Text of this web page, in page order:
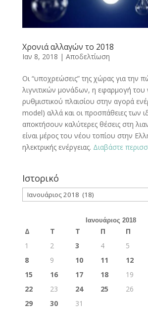
Χρονιά αλλαγών το 2018
Ιαν 8, 2018 | Αποδελτίωση
Οι “υποχρεώσεις” της χώρας για την
λιγνιτικών μονάδων, η εφαρμογή του
ρυθμιστικού πλαισίου στην αγορά
model) αλλά και οι προσπάθειες των
αποκτήσουν καλύτερες θέσεις στη
είναι μέρος του νέου τοπίου στην
ηλεκτρικής ενέργειας. Διαβάστε
Ιστορικό
Ιστορικό
Ιανουάριος 2018
Δ Τ Τ Π Π
1
2 3 4 5
8
9 10 11 12
15
16 17 18 19
22
23 24 25 26
29
30
31